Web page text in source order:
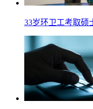
33岁环卫工考取硕